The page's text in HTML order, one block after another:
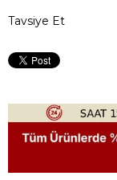
Tavsiye Et